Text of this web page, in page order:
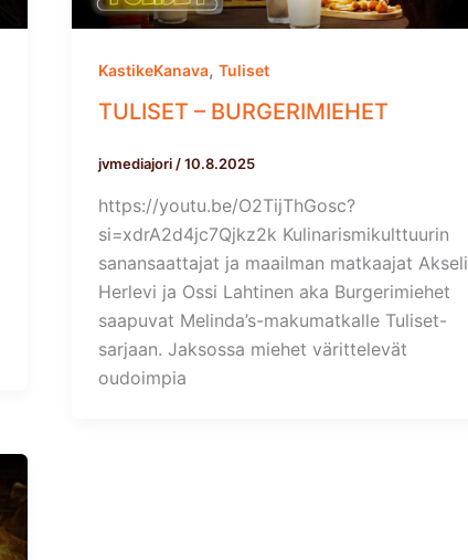
KastikeKanava, Tuliset
TULISET – BURGERIMIEHET
jvmediajori /10.8.2025
https://youtu.be/O2TijThGosc?
si=xdrA2d4jc7Qjkz2k Kulinarismikulttuurin
sanansaattajat ja maailman matkaajat Akseli
Herlevi ja Ossi Lahtinen aka Burgerimiehet
saapuvat Melinda’s-makumatkalle Tuliset-
sarjaan. Jaksossa miehet värittelevät
oudoimpia